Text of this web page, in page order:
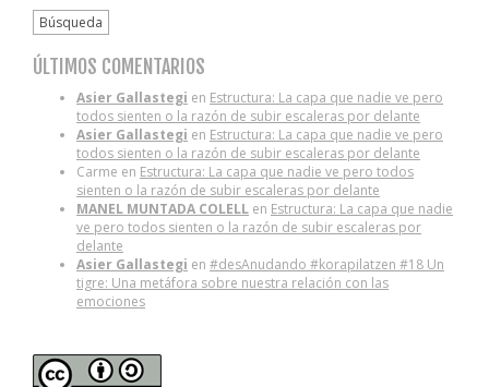
Búsqueda
ÚLTIMOS COMENTARIOS
Asier Gallastegi en Estructura: La capa que nadie ve pero
todos sienten o la razón de subir escaleras por delante
Asier Gallastegi en Estructura: La capa que nadie ve pero
todos sienten o la razón de subir escaleras por delante
Carme en Estructura: La capa que nadie ve pero todos
sienten o la razón de subir escaleras por delante
MANEL MUNTADA COLELL en Estructura: La capa que nadie
ve pero todos sienten o la razón de subir escaleras por
delante
Asier Gallastegi en #desAnudando #korapilatzen #18 Un
tigre: Una metáfora sobre nuestra relación con las
emociones